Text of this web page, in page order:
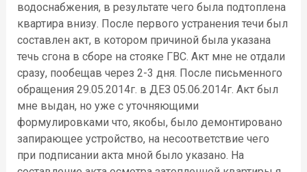
водоснабжения, в результате чего была подтоплена
квартира внизу. После первого устранения течи был
составлен акт, в котором причиной была указана
течь сгона в сборе на стояке ГВС. Акт мне не отдали
сразу, пообещав через 2-3 дня. После письменного
обращения 29.05.2014г. в ДЕЗ 05.06.2014г. Акт был
мне выдан, но уже с уточняющими
формулировками что, якобы, было демонтировано
запирающее устройство, на несоответствие чего
при подписании акта мной было указано. На